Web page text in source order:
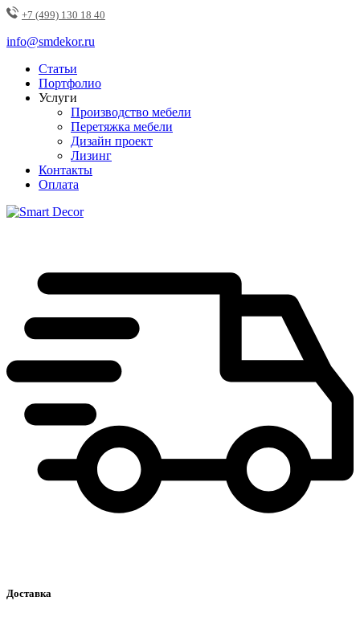
+7 (499) 130 18 40
info@smdekor.ru
Статьи
Портфолио
Услуги
Производство мебели
Перетяжка мебели
Дизайн проект
Лизинг
Контакты
Оплата
Доставка